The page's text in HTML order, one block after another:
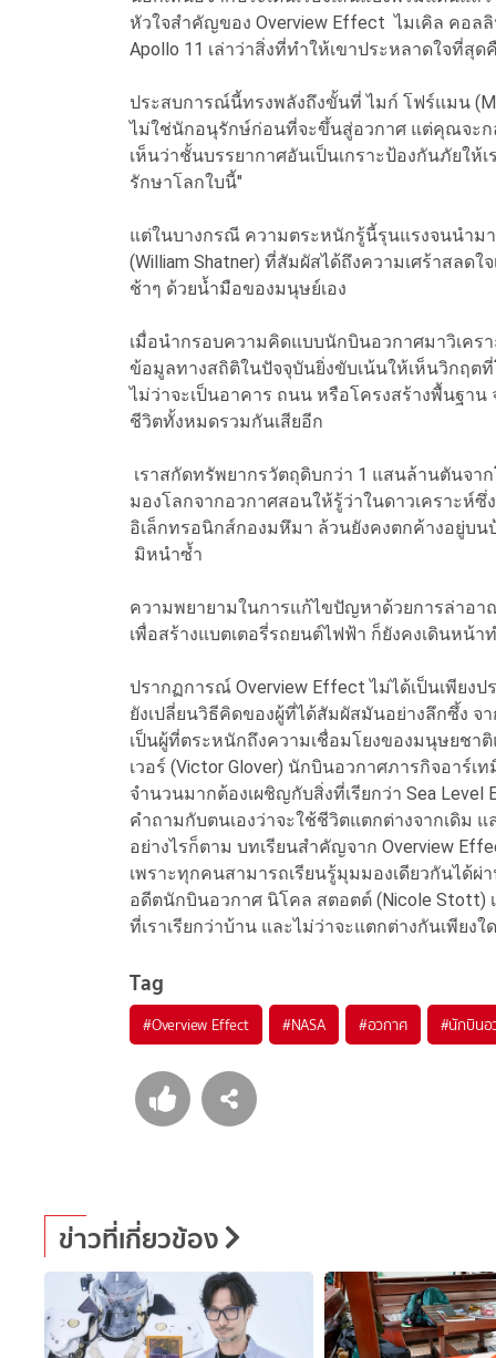
หัวใจสำคัญของ Overview Effect ไมเคิล คอล
Apollo 11 เล่าว่าสิ่งที่ทำให้เขาประหลาดใจที่สุ
ประสบการณ์นี้ทรงพลังถึงขั้นที่ ไมก์ โฟร์แมน
ไม่ใช่นักอนุรักษ์ก่อนที่จะขึ้นสู่อวกาศ แต่คุณจะก
เห็นว่าชั้นบรรยากาศอันเป็นเกราะป้องกันภัยใ
รักษาโลกใบนี้"
แต่ในบางกรณี ความตระหนักรู้นี้รุนแรงจนนำมา
(William Shatner) ที่สัมผัสได้ถึงความเศร้าสลด
ช้าๆ ด้วยน้ำมือของมนุษย์เอง
เมื่อนำกรอบความคิดแบบนักบินอวกาศมาวิเคร
ข้อมูลทางสถิติในปัจจุบันยิ่งขับเน้นให้เห็นวิกฤต
ไม่ว่าจะเป็นอาคาร ถนน หรือโครงสร้างพื้นฐา
ชีวิตทั้งหมดรวมกันเสียอีก
เราสกัดทรัพยากรวัตถุดิบกว่า 1 แสนล้านตันจ
มองโลกจากอวกาศสอนให้รู้ว่าในดาวเคราะห์
อิเล็กทรอนิกส์กองมหึมา ล้วนยังคงตกค้างอยู่บน
มิหนำซ้ำ
ความพยายามในการแก้ไขปัญหาด้วยการล่าอา
เพื่อสร้างแบตเตอรี่รถยนต์ไฟฟ้า ก็ยังคงเดินห
ปรากฏการณ์ Overview Effect ไม่ได้เป็นเพียง
ยังเปลี่ยนวิธีคิดของผู้ที่ได้สัมผัสมันอย่างลึกซึ้ง
เป็นผู้ที่ตระหนักถึงความเชื่อมโยงของมนุษยชา
เวอร์ (Victor Glover) นักบินอวกาศภารกิจอาร์
จำนวนมากต้องเผชิญกับสิ่งที่เรียกว่า Sea
คำถามกับตนเองว่าจะใช้ชีวิตแตกต่างจากเดิ
อย่างไรก็ตาม บทเรียนสำคัญจาก Overview
เพราะทุกคนสามารถเรียนรู้มุมมองเดียวกันได้
อดีตนักบินอวกาศ นิโคล สตอตต์ (Nicole Stott)
ที่เราเรียกว่าบ้าน และไม่ว่าจะแตกต่างกันเพีย
Tag
#Overview Effect #NASA #อวกาศ #นักบินอ
ข่าวที่เกี่ยวข้อง